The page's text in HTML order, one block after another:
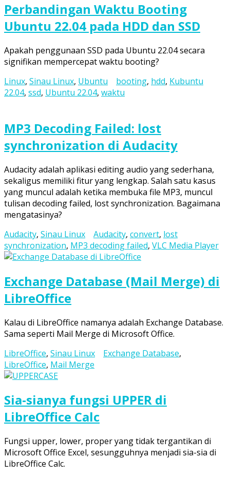
Perbandingan Waktu Booting
Ubuntu 22.04 pada HDD dan SSD
Apakah penggunaan SSD pada Ubuntu 22.04 secara
signifikan mempercepat waktu booting?
Linux, Sinau Linux, Ubuntu booting, hdd, Kubuntu
22.04, ssd, Ubuntu 22.04, waktu
MP3 Decoding Failed: lost
synchronization di Audacity
Audacity adalah aplikasi editing audio yang sederhana,
sekaligus memiliki fitur yang lengkap. Salah satu kasus
yang muncul adalah ketika membuka file MP3, muncul
tulisan decoding failed, lost synchronization. Bagaimana
mengatasinya?
Audacity, Sinau Linux Audacity, convert, lost
synchronization, MP3 decoding failed, VLC Media Player
Exchange Database (Mail Merge) di
LibreOffice
Kalau di LibreOffice namanya adalah Exchange Database.
Sama seperti Mail Merge di Microsoft Office.
LibreOffice, Sinau Linux Exchange Database,
LibreOffice, Mail Merge
Sia-sianya fungsi UPPER di
LibreOffice Calc
Fungsi upper, lower, proper yang tidak tergantikan di
Microsoft Office Excel, sesungguhnya menjadi sia-sia di
LibreOffice Calc.